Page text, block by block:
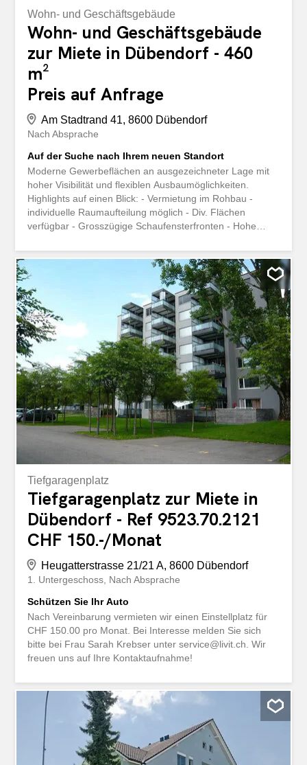
Wohn- und Geschäftsgebäude
Wohn- und Geschäftsgebäude
zur Miete in Dübendorf - 460
m²
Preis auf Anfrage
Am Stadtrand 41, 8600 Dübendorf
Nach Absprache
Auf der Suche nach Ihrem neuen Standort
Moderne Gewerbeflächen an ausgezeichneter Lage mit
hoher Visibilität und flexiblen Ausbaumöglichkeiten.
Highlights auf einen Blick: - Vermietung im Rohbau -
individuelle Raumaufteilung möglich - Div. Flächen
verfügbar - Grosszügige Schaufensterfronten - Hohe
mit modernem Erscheinungsbild - Raumhöhe von ca.
3.53 m - Einstellhallenplätze vorhanden - Sonnenschutz
mit elektrischen Rafflamellenstoren - Fussbodenheizung
und Kühlungsmöglichkeit - Leistungsfähige Elektro- und
Lüftungsanschlüsse - Individuelle Werbe- und
Signaletikmöglichkeiten - Gute Erreichbarkeit mit Auto
und ÖV Ideal für Büro, Praxis, Dienstleistung, Showroom
oder Verkauf. Interessiert? Gerne zeigen wir Ihnen die
Fläche bei einer persönlichen Besichtigung. Kontaktieren
Sie uns für weitere Informationen.
Tiefgaragenplatz
Tiefgaragenplatz zur Miete in
Dübendorf - Ref 9523.70.2121
CHF 150.-/Monat
Heugatterstrasse 21/21 A, 8600 Dübendorf
1. Untergeschoss Nach Absprache
Schützen Sie Ihr Auto
Nach Vereinbarung vermieten wir einen Einstellplatz für
CHF 150.00 pro Monat. Bei Interesse melden Sie sich
bitte bei Frau Sarah Krebser unter service@livit.ch. Wir
freuen uns auf Ihre Kontaktaufnahme!